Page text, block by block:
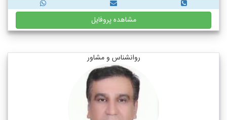
مشاهده پروفایل
روانشناس و مشاور